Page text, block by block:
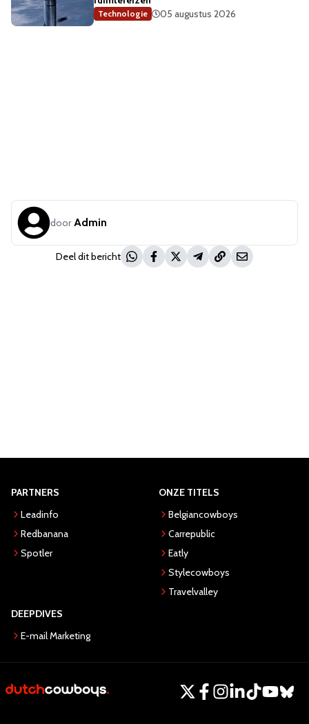
Technologie 05 augustus 2026
door Admin
Deel dit bericht
PARTNERS
Leadinfo
Redbanana
Spotler
ONZE TITELS
Belgiancowboys
Carrepublic
Eatly
Stylecowboys
Travelvalley
DEEPDIVES
E-mail Marketing